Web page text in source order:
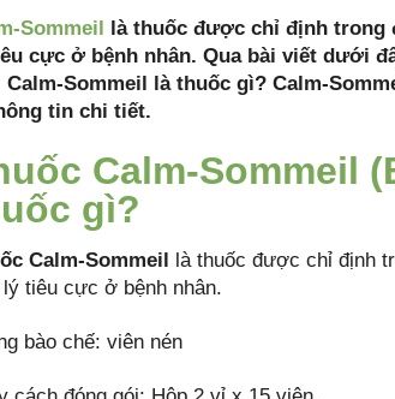
Sommeil là thuốc được chỉ định trong
cực ở bệnh nhân. Qua bài viết dưới
Calm-Sommeil là thuốc gì? Calm-
tin chi tiết.
Calm-Sommeil
gì?
Calm-Sommeil là thuốc được chỉ định
tiêu cực ở bệnh nhân.
bào chế: viên nén